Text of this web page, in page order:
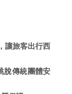
讓旅客出行西
脫傳統團體安